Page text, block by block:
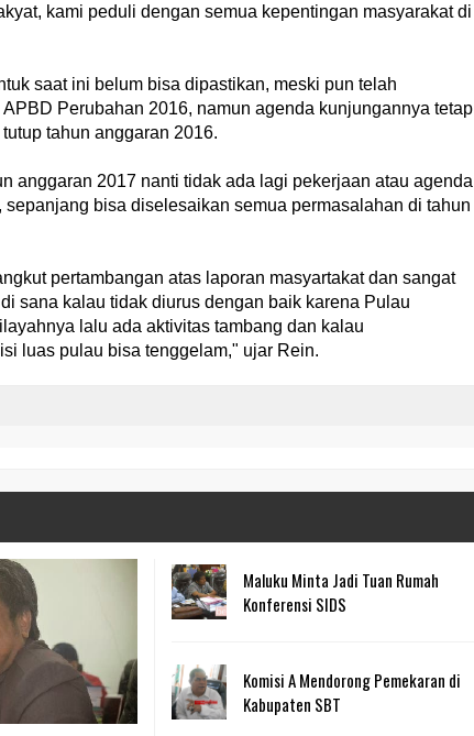
kami peduli dengan semua kepentingan masyarakat di
saat ini belum bisa dipastikan, meski pun telah
Perubahan 2016, namun agenda kunjungannya tetap
tahun anggaran 2016.
anggaran 2017 nanti tidak ada lagi pekerjaan atau agenda
sepanjang bisa diselesaikan semua permasalahan di tahun
pertambangan atas laporan masyartakat dan sangat
sana kalau tidak diurus dengan baik karena Pulau
lalu ada aktivitas tambang dan kalau
luas pulau bisa tenggelam," ujar Rein.
Maluku Minta Jadi Tuan Rumah
Konferensi SIDS
Komisi A Mendorong Pemekaran di
Kabupaten SBT